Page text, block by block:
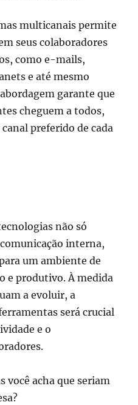
multicanais permite
seus colaboradores
como e-mails,
e até mesmo
garante que
cheguem a todos,
preferido de cada
não só
interna,
um ambiente de
e produtivo. À medida
a evoluir, a
será crucial
e o
você acha que seriam